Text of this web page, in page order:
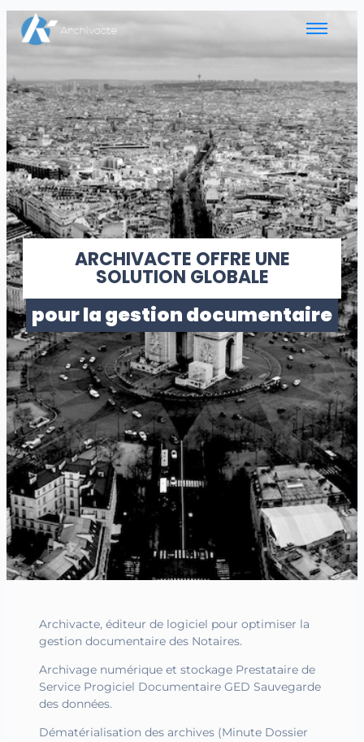
ARCHIVACTE OFFRE UNE
SOLUTION GLOBALE
pour la gestion documentaire
Archivacte, éditeur de logiciel pour optimiser la
gestion documentaire des Notaires.
Archivage numérique et stockage Prestataire de
Service Progiciel Documentaire GED Sauvegarde
des données.
Dématérialisation des archives (Minute Dossier